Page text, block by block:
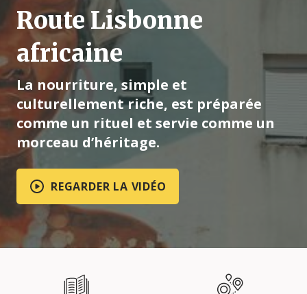
Route Lisbonne
africaine
La nourriture, simple et
culturellement riche, est préparée
comme un rituel et servie comme un
morceau d’héritage.
REGARDER LA VIDÉO